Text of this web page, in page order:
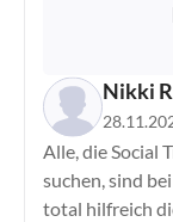
Libertex
Moneta
Nikki
Alle, die Social
suchen, sind
total hilfreich